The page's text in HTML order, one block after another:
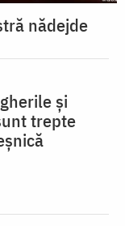
nădejde
și
trepte